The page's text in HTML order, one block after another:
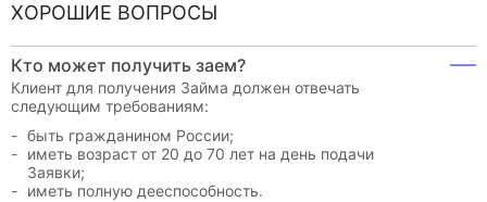
ХОРОШИЕ ВОПРОСЫ
Кто может получить заем?
Клиент для получения Займа должен отвечать
следующим требованиям:
быть гражданином России;
иметь возраст от 20 до 70 лет на день подачи
Заявки;
иметь полную дееспособность.